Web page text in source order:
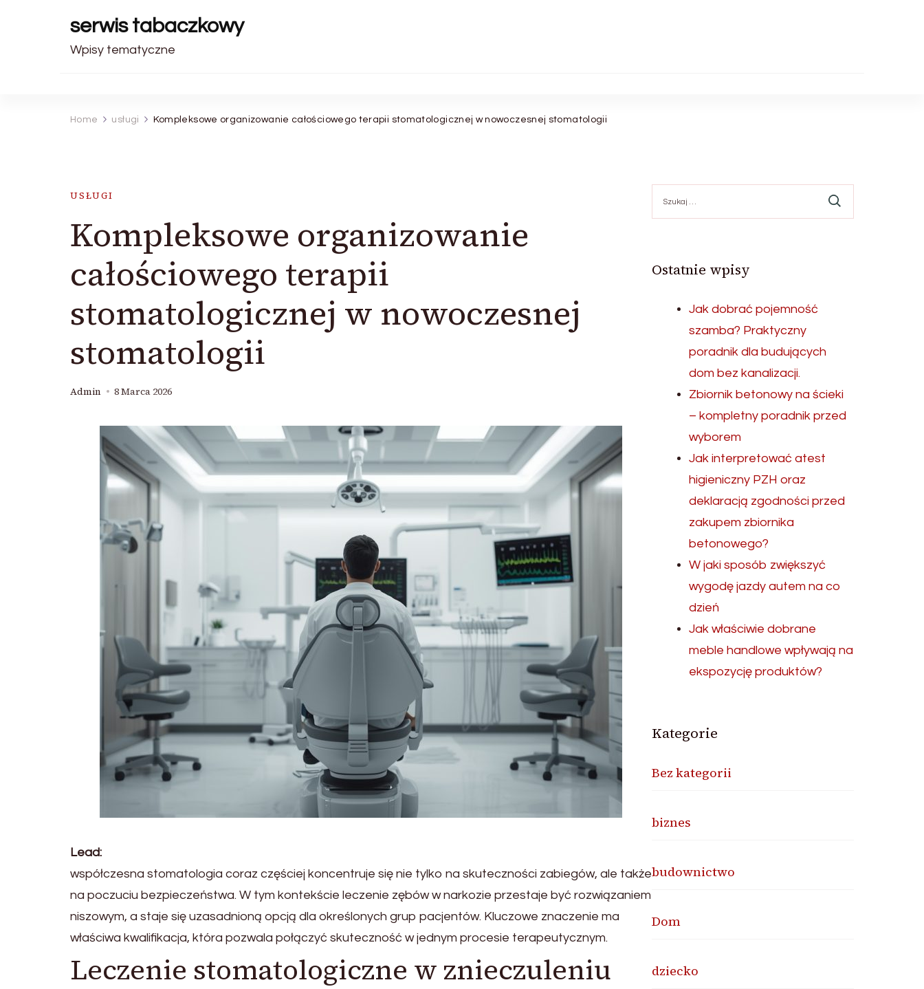
serwis tabaczkowy
Wpisy tematyczne
Home usługi Kompleksowe organizowanie całościowego terapii stomatologicznej w nowoczesnej stomatologii
USŁUGI
Kompleksowe organizowanie
całościowego terapii
stomatologicznej w nowoczesnej
stomatologii
Admin 8 Marca 2026
Lead:
współczesna stomatologia coraz częściej koncentruje się nie tylko na skuteczności zabiegów, ale także
na poczuciu bezpieczeństwa. W tym kontekście leczenie zębów w narkozie przestaje być rozwiązaniem
niszowym, a staje się uzasadnioną opcją dla określonych grup pacjentów. Kluczowe znaczenie ma
właściwa kwalifikacja, która pozwala połączyć skuteczność w jednym procesie terapeutycznym.
Leczenie stomatologiczne w znieczuleniu
Ostatnie wpisy
Jak dobrać pojemność
szamba? Praktyczny
poradnik dla budujących
dom bez kanalizacji.
Zbiornik betonowy na ścieki
– kompletny poradnik przed
wyborem
Jak interpretować atest
higieniczny PZH oraz
deklaracją zgodności przed
zakupem zbiornika
betonowego?
W jaki sposób zwiększyć
wygodę jazdy autem na co
dzień
Jak właściwie dobrane
meble handlowe wpływają na
ekspozycję produktów?
Kategorie
Bez kategorii
biznes
budownictwo
Dom
dziecko